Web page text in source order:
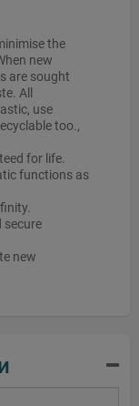
the
new
are sought
All
use
too.,
for life.
functions as
secure
new